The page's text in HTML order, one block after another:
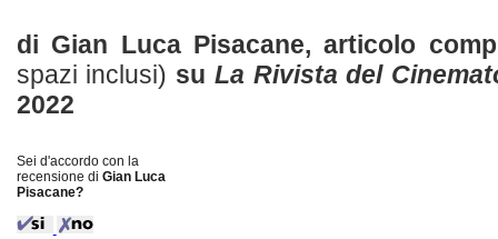
di Gian Luca Pisacane, articolo
spazi inclusi) su La Rivista del
2022
Sei d'accordo con la
recensione di Gian Luca
Pisacane?